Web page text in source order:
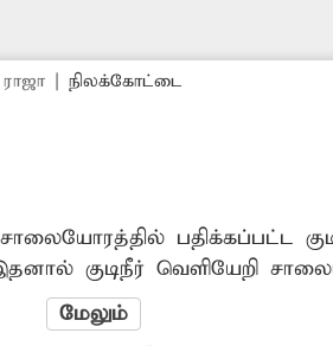
ராஜா |நிலக்கோட்டை
பதிக்கப்பட்ட
குடிநீர் வெளியேறி
கடும் தண்ணீர் தட்டுப்பாடு
மேலும்